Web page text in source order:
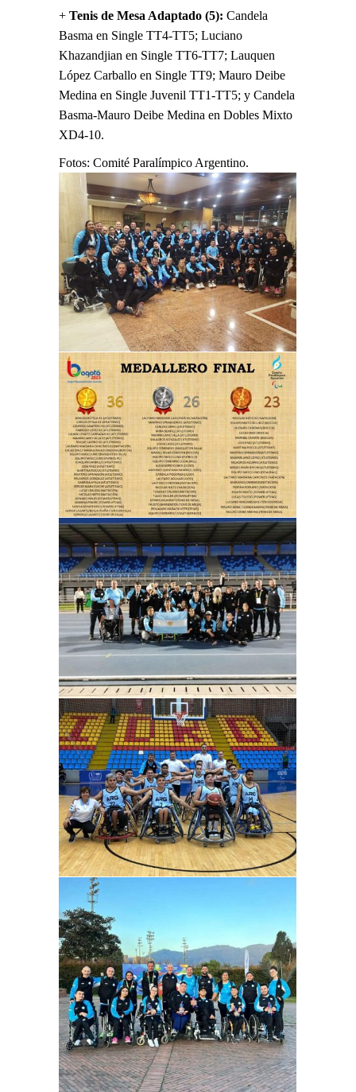
+ Tenis de Mesa Adaptado (5): Candela
Basma en Single TT4-TT5; Luciano
Khazandjian en Single TT6-TT7; Lauquen
López Carballo en Single TT9; Mauro Deibe
Medina en Single Juvenil TT1-TT5; y Candela
Basma-Mauro Deibe Medina en Dobles Mixto
XD4-10.
Fotos: Comité Paralímpico Argentino.